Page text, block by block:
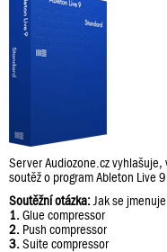
Server Audiozone.cz vyhlašuje,
soutěž o program Ableton Live
Soutěžní otázka: Jak se
1. Glue compressor
2. Push compressor
3. Suite compressor